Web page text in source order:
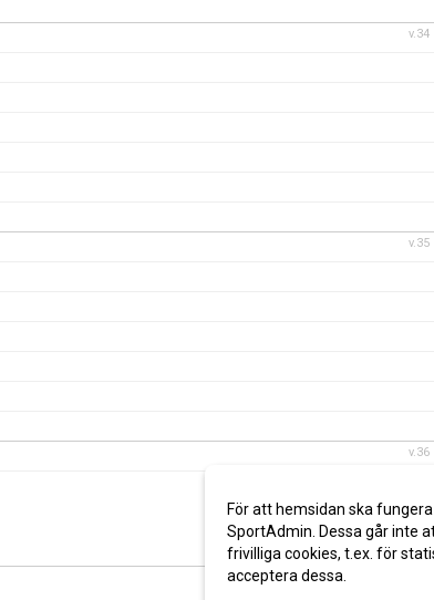
v.34
v.35
v.36
För att hemsidan ska
SportAdmin. Dessa går inte
frivilliga cookies, t.ex. för
acceptera dessa.